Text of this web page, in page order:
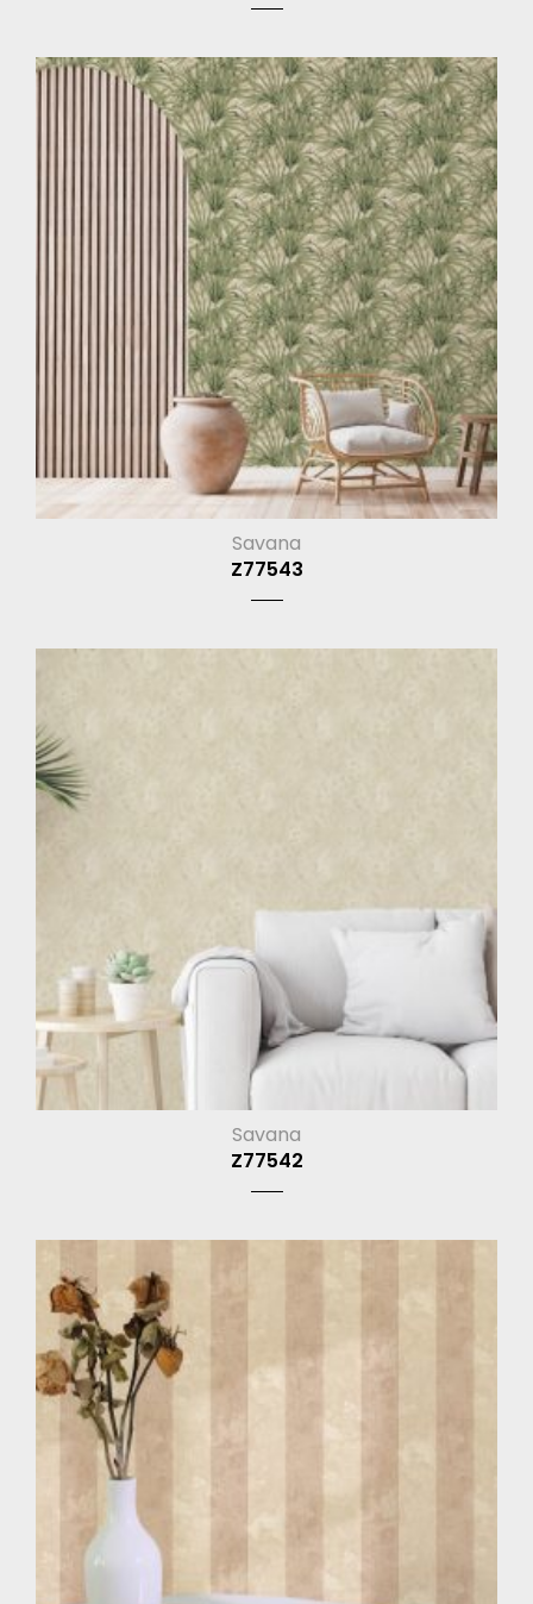
Savana
Z77543
Savana
Z77542